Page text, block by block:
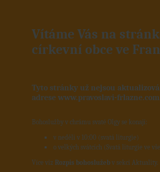
Vítáme Vás na
církevní obce ve
Tyto stránky už nejsou
adrese www.pravoslavi-frlazne.com
Bohoslužby v chrámu svaté Olgy se konají:
v neděli v 10:00 (svatá liturgie)
o velkých svátcích (Svatá liturgie ve
Více viz Rozpis bohoslužeb v sekci Aktuality.